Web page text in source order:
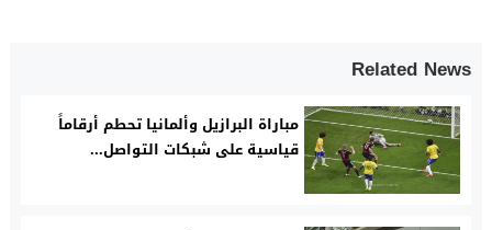
Related News
مباراة البرازيل وألمانيا تحطم أرقاماً
قياسية على شبكات التواصل...